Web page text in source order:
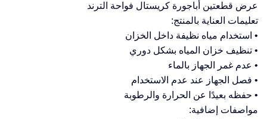
عرض قطعتين أباجورة كريستال فواحة الترند
تعليمات العناية بالمنتج:
• استخدام مياه نظيفة داخل الخزان
• تنظيف خزان المياه بشكل دوري
• عدم غمر الجهاز بالماء
• فصل الجهاز عند عدم الاستخدام
• حفظه بعيدًا عن الحرارة والرطوبة
مواصفات إضافية: